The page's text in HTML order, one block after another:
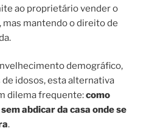
ao proprietário vender o
mantendo o direito de
demográfico,
idosos, esta alternativa
dilema frequente:como
abdicar da casa onde se
.